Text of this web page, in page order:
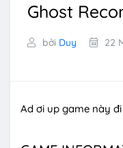
Ghost
bởi Duy 22
Ad ơi up game này